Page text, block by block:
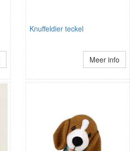
Knuffeldier teckel
Meer info